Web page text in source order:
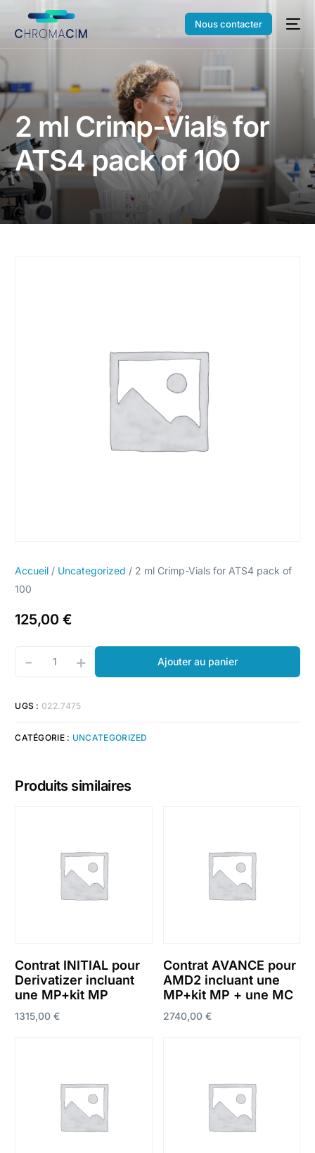
Nous contacter
2 ml Crimp-Vials for
ATS4 pack of 100
Accueil / Uncategorized / 2 ml Crimp-Vials for ATS4 pack of
100
125,00€
+
- Ajouter au panier
UGS : 022.7475
CATÉGORIE : UNCATEGORIZED
Produits similaires
Contrat INITIAL pour
Derivatizer incluant
une MP+kit MP
1315,00€
Contrat AVANCE pour
AMD2 incluant une
MP+kit MP + une MC
2740,00 €